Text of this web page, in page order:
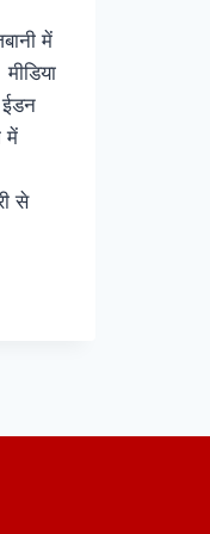
में
ईडन
में
से